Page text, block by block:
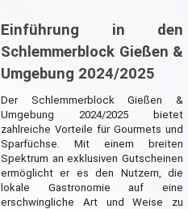
Einführung in den
Schlemmerblock Gießen &
Umgebung 2024/2025
Der Schlemmerblock Gießen &
Umgebung 2024/2025 bietet
zahlreiche Vorteile für Gourmets und
Sparfüchse. Mit einem breiten
Spektrum an exklusiven Gutscheinen
ermöglicht er es den Nutzern, die
lokale Gastronomie auf eine
erschwingliche Art und Weise zu